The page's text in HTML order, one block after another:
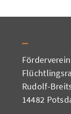
Rudolf-
14482